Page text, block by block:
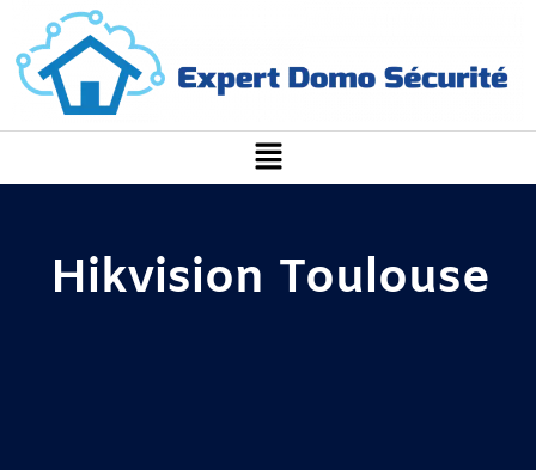
Hikvision Toulouse